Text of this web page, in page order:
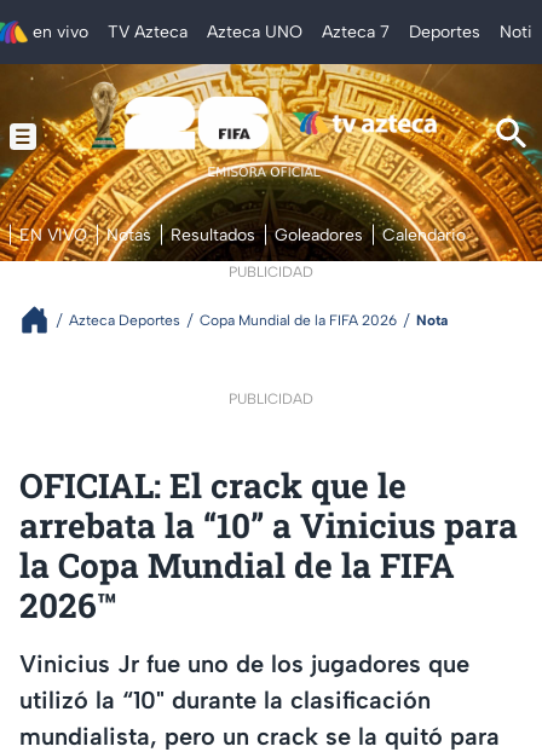
en vivo TV Azteca Azteca UNO Azteca 7 Deportes
EN VIVO Notas Resultados Goleadores Calendario
PUBLICIDAD
Azteca Deportes Copa Mundial de la FIFA 2026 Nota
PUBLICIDAD
OFICIAL: El crack que le
arrebata la “10” a Vinicius para
la Copa Mundial de la FIFA
2026™
Vinicius Jr fue uno de los jugadores que
utilizó la “10" durante la clasificación
mundialista, pero un crack se la quitó para